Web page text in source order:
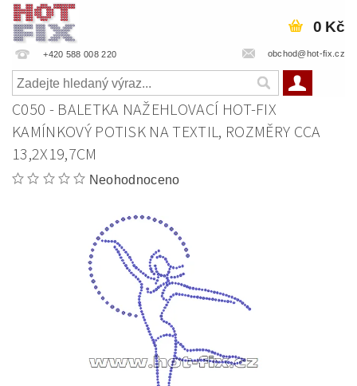
+420 588 008 220 obchod@hot-fix.cz
0 Kč
C050 - BALETKA NAŽEHLOVACÍ HOT-FIX
KAMÍNKOVÝ POTISK NA TEXTIL, ROZMĚRY CCA
13,2X19,7CM
Neohodnoceno